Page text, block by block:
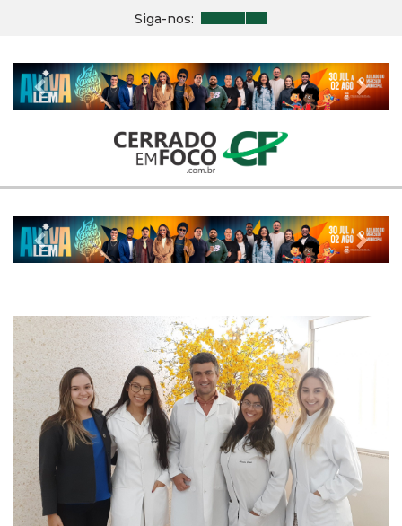
Siga-nos:
Previous Next
Previous Next